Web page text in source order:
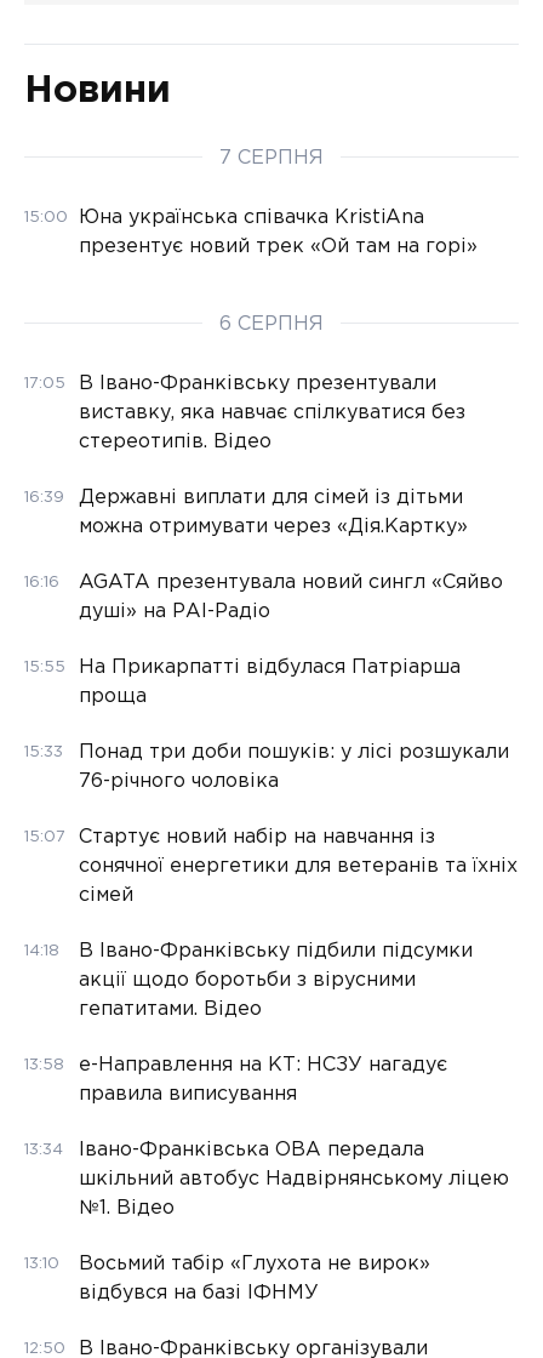
Новини
7 СЕРПНЯ
15:00
Юна українська співачка KristiAna
презентує новий трек «Ой там на горі»
6 СЕРПНЯ
17:05
В Івано-Франківську презентували
виставку, яка навчає спілкуватися без
стереотипів. Відео
16:39
Державні виплати для сімей із дітьми
можна отримувати через «Дія.Картку»
16:16
AGATA презентувала новий сингл «Сяйво
душі» на РАІ-Радіо
15:55
На Прикарпатті відбулася Патріарша
проща
15:33
Понад три доби пошуків: у лісі розшукали
76-річного чоловіка
15:07
Стартує новий набір на навчання із
сонячної енергетики для ветеранів та їхніх
сімей
14:18
В Івано-Франківську підбили підсумки
акції щодо боротьби з вірусними
гепатитами. Відео
13:58
е-Направлення на КТ: НСЗУ нагадує
правила виписування
13:34
Івано-Франківська ОВА передала
шкільний автобус Надвірнянському ліцею
№1. Відео
13:10
Восьмий табір «Глухота не вирок»
відбувся на базі ІФНМУ
12:50 В Івано-Франківську організували